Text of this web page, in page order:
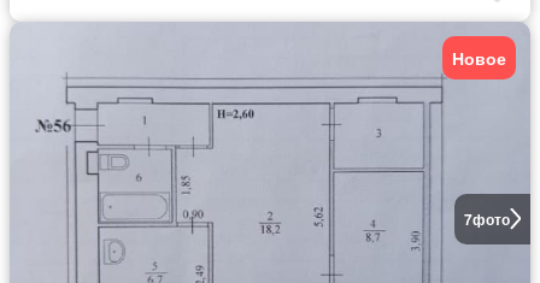
7фото
Новое